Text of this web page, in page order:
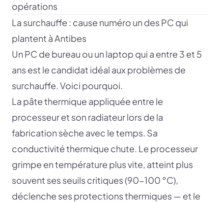
opérations
La surchauffe : cause numéro un des PC qui
plantent à Antibes
Un PC de bureau ou un laptop qui a entre 3 et 5
ans est le candidat idéal aux problèmes de
surchauffe. Voici pourquoi.
La pâte thermique appliquée entre le
processeur et son radiateur lors de la
fabrication sèche avec le temps. Sa
conductivité thermique chute. Le processeur
grimpe en température plus vite, atteint plus
souvent ses seuils critiques (90-100 °C),
déclenche ses protections thermiques — et le